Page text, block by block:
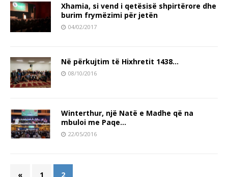
Xhamia, si vend i qetësisë shpirtërore dhe
burim frymëzimi për jetën
04/02/2017
Në përkujtim të Hixhretit 1438…
08/10/2016
Winterthur, një Natë e Madhe që na
mbuloi me Paqe…
22/05/2016
« 1 2